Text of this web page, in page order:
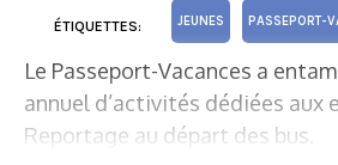
ÉTIQUETTES: JEUNES PASSEPORT-
Le Passeport-Vacances a
annuel d’activités dédiées aux
Reportage au départ des bus.